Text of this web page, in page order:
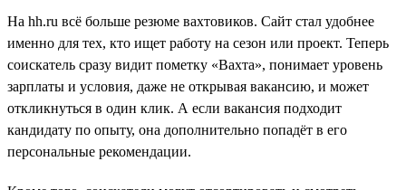
На hh.ru всё больше резюме вахтовиков. Сайт стал удобнее
именно для тех, кто ищет работу на сезон или проект. Теперь
соискатель сразу видит пометку «Вахта», понимает уровень
зарплаты и условия, даже не открывая вакансию, и может
откликнуться в один клик. А если вакансия подходит
кандидату по опыту, она дополнительно попадёт в его
персональные рекомендации.